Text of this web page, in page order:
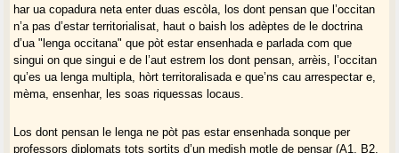
har ua copadura neta enter duas escòla, los dont pensan que l’occitan
n’a pas d’estar territorialisat, haut o baish los adèptes de le doctrina
d’ua "lenga occitana" que pòt estar ensenhada e parlada com que
singui on que singui e de l’aut estrem los dont pensan, arrèis, l’occitan
qu’es ua lenga multipla, hòrt territoralisada e que’ns cau arrespectar e,
mèma, ensenhar, les soas riquessas locaus.
Los dont pensan le lenga ne pòt pas estar ensenhada sonque per
professors diplomats tots sortits d’un medish motle de pensar (A1, B2,